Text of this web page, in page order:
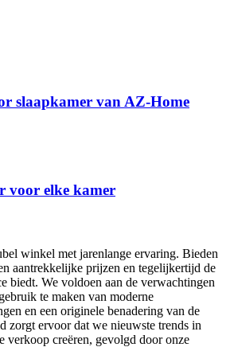
slaapkamer van AZ-Home
voor elke kamer
winkel met jarenlange ervaring. Bieden
aantrekkelijke prijzen en tegelijkertijd de
biedt. We voldoen aan de verwachtingen
te maken van moderne
en een originele benadering van de
zorgt ervoor dat we nieuwste trends in
verkoop creëren, gevolgd door onze